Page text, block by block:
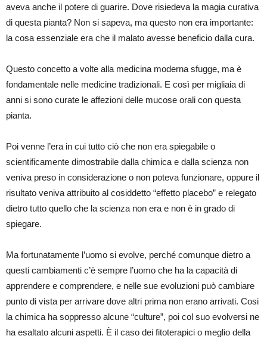
aveva anche il potere di guarire. Dove risiedeva la magia curativa
di questa pianta? Non si sapeva, ma questo non era importante:
la cosa essenziale era che il malato avesse beneficio dalla cura.
Questo concetto a volte alla medicina moderna sfugge, ma è
fondamentale nelle medicine tradizionali. E così per migliaia di
anni si sono curate le affezioni delle mucose orali con questa
pianta.
Poi venne l’era in cui tutto ciò che non era spiegabile o
scientificamente dimostrabile dalla chimica e dalla scienza non
veniva preso in considerazione o non poteva funzionare, oppure il
risultato veniva attribuito al cosiddetto “effetto placebo” e relegato
dietro tutto quello che la scienza non era e non è in grado di
spiegare.
Ma fortunatamente l’uomo si evolve, perché comunque dietro a
questi cambiamenti c’è sempre l’uomo che ha la capacità di
apprendere e comprendere, e nelle sue evoluzioni può cambiare
punto di vista per arrivare dove altri prima non erano arrivati. Cosi
la chimica ha soppresso alcune “culture”, poi col suo evolversi ne
ha esaltato alcuni aspetti. È il caso dei fitoterapici o meglio della